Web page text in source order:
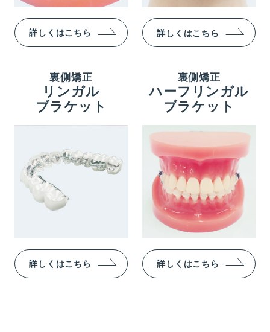
詳しくはこちら 詳しくはこちら
裏側矯正
リンガル
ブラケット
詳しくはこちら
裏側矯正
ハーフリンガル
ブラケット
詳しくはこちら